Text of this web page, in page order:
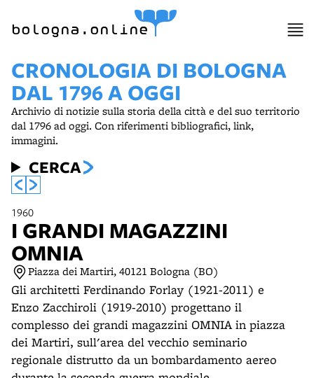
bologna.online
CRONOLOGIA DI BOLOGNA
DAL 1796 A OGGI
Archivio di notizie sulla storia della città e del suo territorio
dal 1796 ad oggi. Con riferimenti bibliografici, link,
immagini.
CERCA
1960
I GRANDI MAGAZZINI
OMNIA
Piazza dei Martiri, 40121 Bologna (BO)
Gli architetti Ferdinando Forlay (1921-2011) e
Enzo Zacchiroli (1919-2010) progettano il
complesso dei grandi magazzini OMNIA in piazza
dei Martiri, sull'area del vecchio seminario
regionale distrutto da un bombardamento aereo